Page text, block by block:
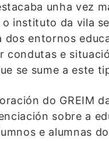
unha vez
instituto da vila
entornos
e
se sume a este
do GREIM
sobre a
e alumnas